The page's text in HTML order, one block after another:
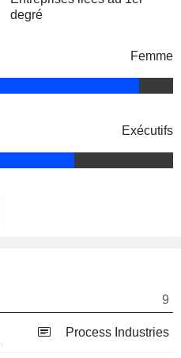
degré
Femme
Exécutifs
9
Process Industries